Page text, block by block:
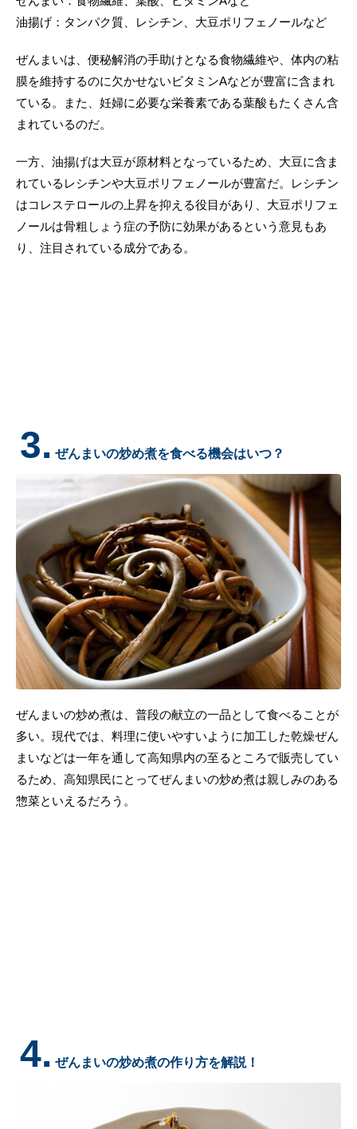
油揚げ：タンパク質、レシチン、大豆ポリフェノールなど
ぜんまいは、便秘解消の手助けとなる食物繊維や、体内の粘
膜を維持するのに欠かせないビタミンAなどが豊富に含まれ
ている。また、妊婦に必要な栄養素である葉酸もたくさん含
まれているのだ。
一方、油揚げは大豆が原材料となっているため、大豆に含ま
れているレシチンや大豆ポリフェノールが豊富だ。レシチン
はコレステロールの上昇を抑える役目があり、大豆ポリフェ
ノールは骨粗しょう症の予防に効果があるという意見もあ
り、注目されている成分である。
3. ぜんまいの炒め煮を食べる機会はいつ？
ぜんまいの炒め煮は、普段の献立の一品として食べることが
多い。現代では、料理に使いやすいように加工した乾燥ぜん
まいなどは一年を通して高知県内の至るところで販売してい
るため、高知県民にとってぜんまいの炒め煮は親しみのある
惣菜といえるだろう。
4. ぜんまいの炒め煮の作り方を解説！